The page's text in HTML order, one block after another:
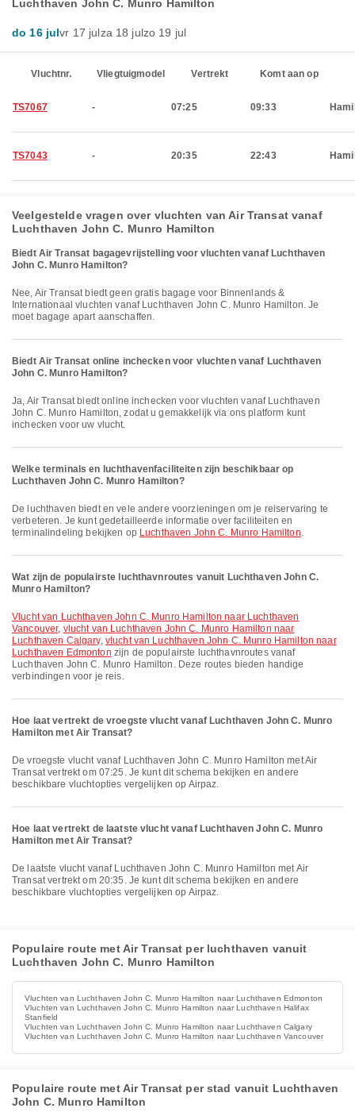
Luchthaven John C. Munro Hamilton
do 16 julvr 17 julza 18 julzo 19 jul
Vluchtnr. Vliegtuigmodel Vertrekt Komt aan op
TS7067 - 07:25 09:33
TS7043 - 20:35 22:43
Veelgestelde vragen over vluchten van Air Transat vanaf
Luchthaven John C. Munro Hamilton
Biedt Air Transat bagagevrijstelling voor vluchten vanaf Luchthaven
John C. Munro Hamilton?
Nee, Air Transat biedt geen gratis bagage voor Binnenlands &
Internationaal vluchten vanaf Luchthaven John C. Munro Hamilton. Je
moet bagage apart aanschaffen.
Biedt Air Transat online inchecken voor vluchten vanaf Luchthaven
John C. Munro Hamilton?
Ja, Air Transat biedt online inchecken voor vluchten vanaf Luchthaven
John C. Munro Hamilton, zodat u gemakkelijk via ons platform kunt
inchecken voor uw vlucht.
Welke terminals en luchthavenfaciliteiten zijn beschikbaar op
Luchthaven John C. Munro Hamilton?
De luchthaven biedt en vele andere voorzieningen om je reiservaring te
verbeteren. Je kunt gedetailleerde informatie over faciliteiten en
terminalindeling bekijken op Luchthaven John C. Munro Hamilton.
Wat zijn de populairste luchthavnroutes vanuit Luchthaven John C.
Munro Hamilton?
vlucht van Luchthaven John C. Munro Hamilton naar Luchthaven
Vancouver, vlucht van Luchthaven John C. Munro Hamilton naar
Luchthaven Calgary, vlucht van Luchthaven John C. Munro Hamilton naar
Luchthaven Edmonton zijn de populairste luchthavnroutes vanaf
Luchthaven John C. Munro Hamilton. Deze routes bieden handige
verbindingen voor je reis.
Hoe laat vertrekt de vroegste vlucht vanaf Luchthaven John C. Munro
Hamilton met Air Transat?
De vroegste vlucht vanaf Luchthaven John C. Munro Hamilton met Air
Transat vertrekt om 07:25. Je kunt dit schema bekijken en andere
beschikbare vluchtopties vergelijken op Airpaz.
Hoe laat vertrekt de laatste vlucht vanaf Luchthaven John C. Munro
Hamilton met Air Transat?
De laatste vlucht vanaf Luchthaven John C. Munro Hamilton met Air
Transat vertrekt om 20:35. Je kunt dit schema bekijken en andere
beschikbare vluchtopties vergelijken op Airpaz.
Populaire route met Air Transat per luchthaven vanuit
Luchthaven John C. Munro Hamilton
Vluchten van Luchthaven John C. Munro Hamilton naar Luchthaven Edmonton
Vluchten van Luchthaven John C. Munro Hamilton naar Luchthaven Halifax
Stanfield
Vluchten van Luchthaven John C. Munro Hamilton naar Luchthaven Calgary
Vluchten van Luchthaven John C. Munro Hamilton naar Luchthaven Vancouver
Populaire route met Air Transat per stad vanuit Luchthaven
John C. Munro Hamilton